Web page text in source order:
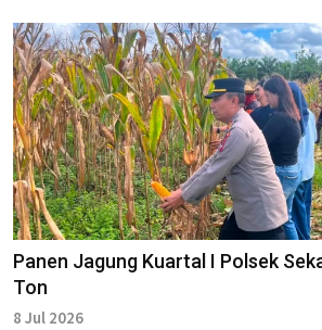
Panen Jagung Kuartal I Polsek
Ton
8 Jul 2026